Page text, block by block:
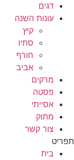
דגים
עונות השנה
קיץ
סתיו
חורף
אביב
מרקים
פסטה
אסייתי
מתוק
צור קשר
תפריט
בית